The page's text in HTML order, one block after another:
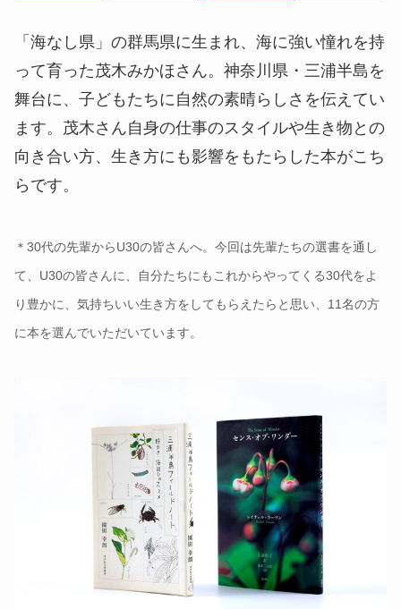
「海なし県」の群馬県に生まれ、海に強い憧れを持
って育った茂木みかほさん。神奈川県・三浦半島を
舞台に、子どもたちに自然の素晴らしさを伝えてい
ます。茂木さん自身の仕事のスタイルや生き物との
向き合い方、生き方にも影響をもたらした本がこち
らです。
＊30代の先輩からU30の皆さんへ。今回は先輩たちの選書を通し
て、U30の皆さんに、自分たちにもこれからやってくる30代をよ
り豊かに、気持ちいい生き方をしてもらえたらと思い、11名の方
に本を選んでいただいています。